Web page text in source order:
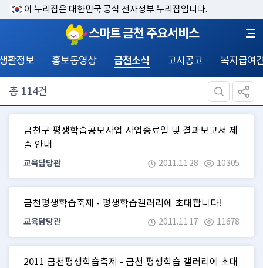
이 누리집은 대한민국 공식 전자정부 누리집입니다.
스마트 금천 주요서비스
활정보 홍보동영상 금천소식 고시공고 복지급여
총 114건
금천구 평생학습공모사업 사업종료일 및 결과보고서 제
출 안내
교육담당관 2011.11.28 10305
금천평생학습축제 - 평생학습갤러리에 초대합니다!
교육담당관 2011.11.17 11678
2011 금천평생학습축제 - 금천 평생학습 갤러리에 초대